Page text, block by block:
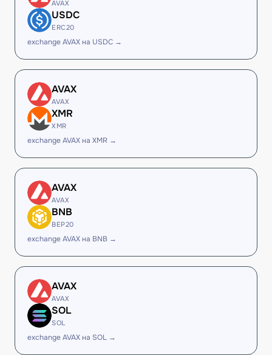
AVAX
USDC
ERC20
exchange AVAX на USDC →
AVAX
AVAX
XMR
XMR
exchange AVAX на XMR →
AVAX
AVAX
BNB
BEP20
exchange AVAX на BNB →
AVAX
AVAX
SOL
SOL
exchange AVAX на SOL →